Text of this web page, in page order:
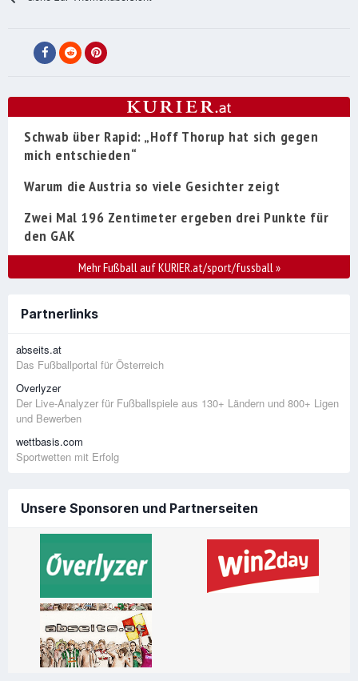
Schwab über Rapid: „Hoff Thorup hat sich gegen
mich entschieden“
Warum die Austria so viele Gesichter zeigt
Zwei Mal 196 Zentimeter ergeben drei Punkte für
den GAK
Mehr Fußball auf KURIER.at/sport/fussball»
Partnerlinks
abseits.at
Das Fußballportal für Österreich
Overlyzer
Der Live-Analyzer für Fußballspiele aus 130+ Ländern und 800+ Ligen
und Bewerben
wettbasis.com
Sportwetten mit Erfolg
Unsere Sponsoren und Partnerseiten